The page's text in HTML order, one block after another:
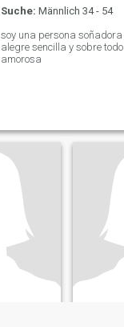
Suche: Männlich 34 - 54
soy una persona soñadora
alegre sencilla y sobre todo
amorosa